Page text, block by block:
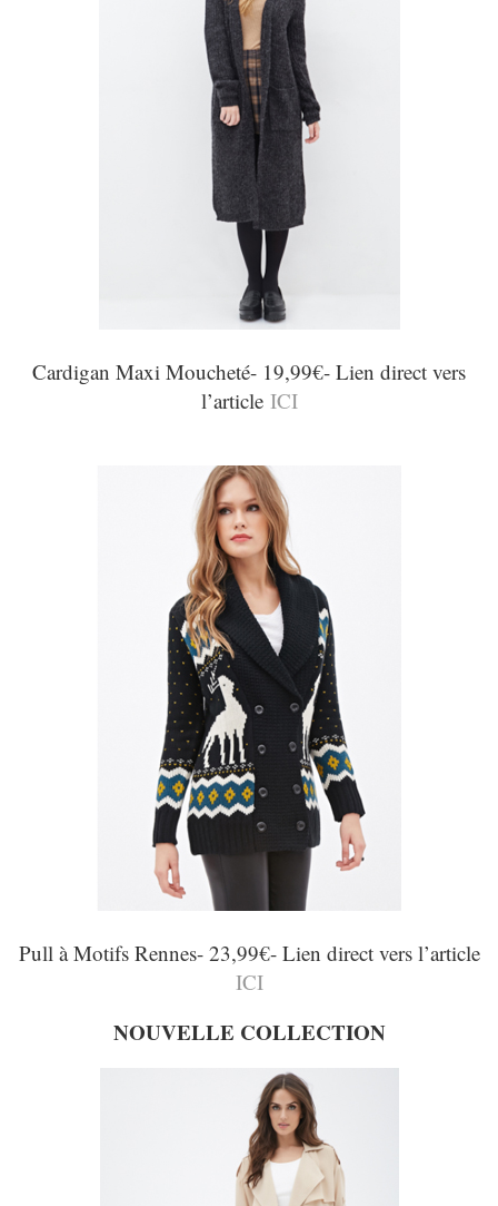
Cardigan Maxi Moucheté- 19,99€- Lien direct vers
l’article ICI
Pull à Motifs Rennes- 23,99€- Lien direct vers l’article
ICI
NOUVELLE COLLECTION